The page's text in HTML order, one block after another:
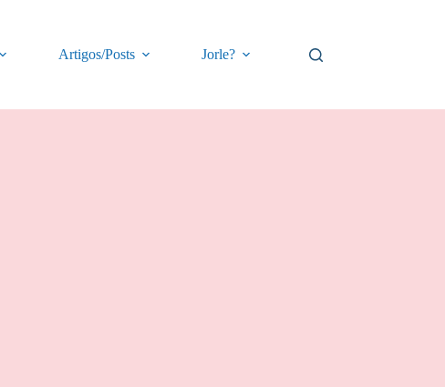
Artigos/Posts Jorle?